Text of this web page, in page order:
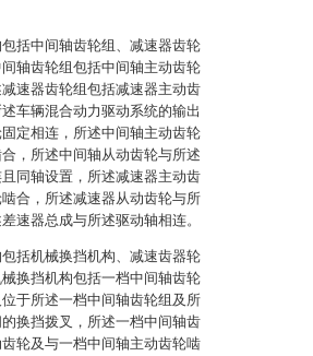
括中间轴齿轮组、减速器齿轮
轴齿轮组包括中间轴主动齿轮
速器齿轮组包括减速器主动齿
车辆混合动力驱动系统的输出
定相连，所述中间轴主动齿轮
，所述中间轴从动齿轮与所述
同轴设置，所述减速器主动齿
合，所述减速器从动齿轮与所
速器总成与所述驱动轴相连。
括机械换挡机构、减速齿器轮
换挡机构包括一档中间轴齿轮
于所述一档中间轴齿轮组及所
换挡拨叉，所述一档中间轴齿
轮及与一档中间轴主动齿轮啮